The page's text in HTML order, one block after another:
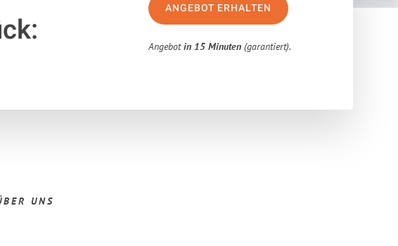
ANGEBOT ERHALTEN
Angebotin 15 Minuten (garantiert).
UNS